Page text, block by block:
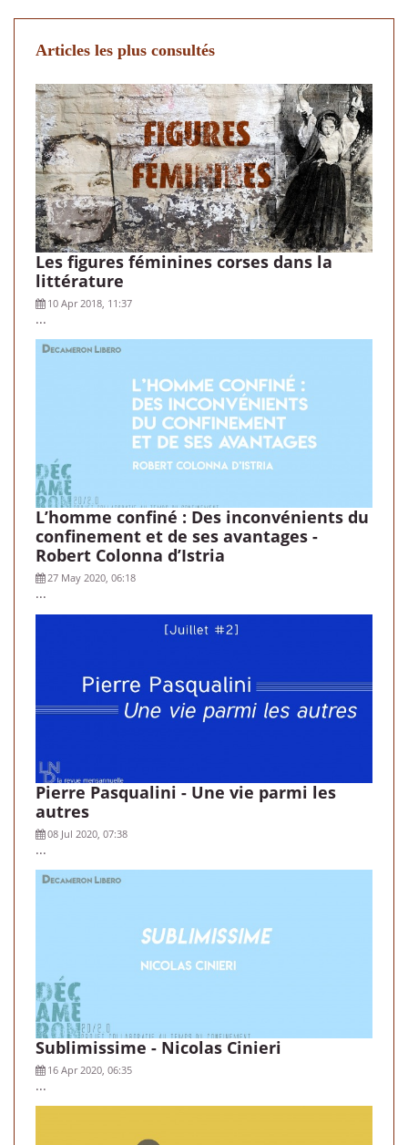
Articles les plus consultés
Les figures féminines corses dans la
littérature
10 Apr 2018, 11:37
...
L’homme confiné : Des inconvénients du
confinement et de ses avantages -
Robert Colonna d’Istria
27 May 2020, 06:18
...
Pierre Pasqualini - Une vie parmi les
autres
08 Jul 2020, 07:38
...
Sublimissime - Nicolas Cinieri
16 Apr 2020, 06:35
...